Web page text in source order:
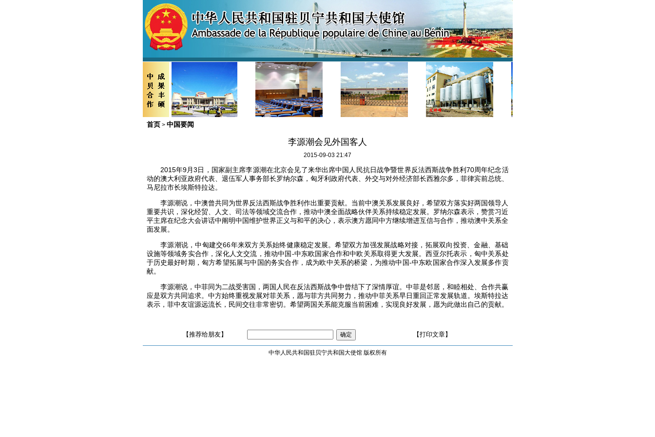
首页 > 中国要闻
李源潮会见外国客人
2015-09-03 21:47
2015年9月3日，国家副主席李源潮在北京会见了来华出席中国人民抗日战争暨世界反法西斯战争胜利70周年纪念活
动的澳大利亚政府代表、退伍军人事务部长罗纳尔森，匈牙利政府代表、外交与对外经济部长西雅尔多，菲律宾前总统、
马尼拉市长埃斯特拉达。
李源潮说，中澳曾共同为世界反法西斯战争胜利作出重要贡献。当前中澳关系发展良好，希望双方落实好两国领导人
重要共识，深化经贸、人文、司法等领域交流合作，推动中澳全面战略伙伴关系持续稳定发展。罗纳尔森表示，赞赏习近
平主席在纪念大会讲话中阐明中国维护世界正义与和平的决心，表示澳方愿同中方继续增进互信与合作，推动澳中关系全
面发展。
李源潮说，中匈建交66年来双方关系始终健康稳定发展。希望双方加强发展战略对接，拓展双向投资、金融、基础
设施等领域务实合作，深化人文交流，推动中国-中东欧国家合作和中欧关系取得更大发展。西亚尔托表示，匈中关系处
于历史最好时期，匈方希望拓展与中国的务实合作，成为欧中关系的桥梁，为推动中国-中东欧国家合作深入发展多作贡
献。
李源潮说，中菲同为二战受害国，两国人民在反法西斯战争中曾结下了深情厚谊。中菲是邻居，和睦相处、合作共赢
应是双方共同追求。中方始终重视发展对菲关系，愿与菲方共同努力，推动中菲关系早日重回正常发展轨道。埃斯特拉达
表示，菲中友谊源远流长，民间交往非常密切。希望两国关系能克服当前困难，实现良好发展，愿为此做出自己的贡献。
【推荐给朋友】 【打印文章】
中华人民共和国驻贝宁共和国大使馆 版权所有